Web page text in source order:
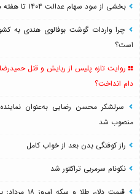
بخشی از سود سهام عدالت ۱۴۰۴ تا هفته دولت واریز می‌شود
چرا واردات گوشت بوفالوی هندی به
است؟
روایت تازه پلیس از ربایش و قتل
دام انداخت؟
سرلشکر محسن رضایی به‌عنوان
منصوب شد
راز کوفتگی بدن بعد از خواب کامل
نکونام سرمربی تراکتور شد